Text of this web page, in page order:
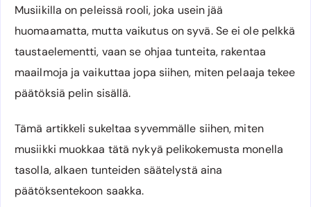
Musiikilla on peleissä rooli, joka usein jää
huomaamatta, mutta vaikutus on syvä. Se ei ole pelkkä
taustaelementti, vaan se ohjaa tunteita, rakentaa
maailmoja ja vaikuttaa jopa siihen, miten pelaaja tekee
päätöksiä pelin sisällä.
Tämä artikkeli sukeltaa syvemmälle siihen, miten
musiikki muokkaa tätä nykyä pelikokemusta monella
tasolla, alkaen tunteiden säätelystä aina
päätöksentekoon saakka.